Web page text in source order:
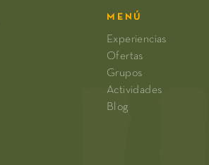
MENÚ
Experiencias
Ofertas
Grupos
Actividades
Blog